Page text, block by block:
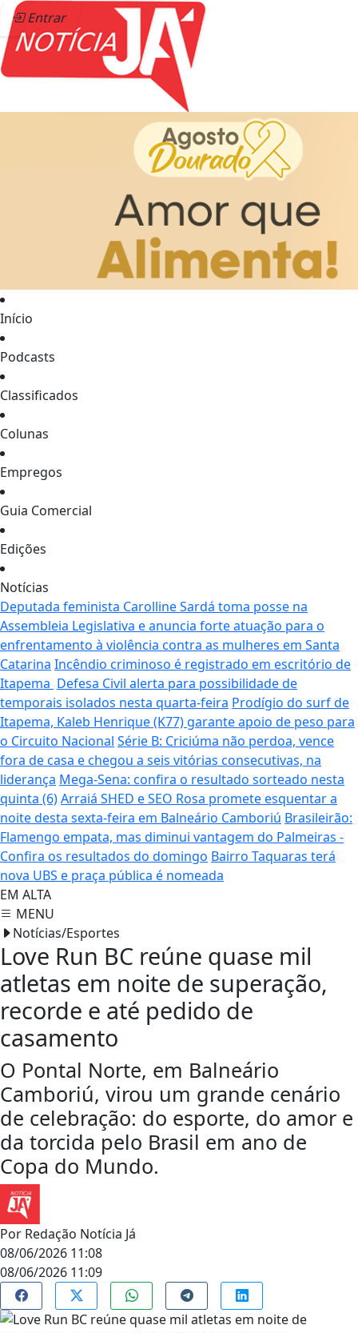
Entrar
Início
Podcasts
Classificados
Colunas
Empregos
Guia Comercial
Edições
Notícias
Deputada feminista Carolline Sardá toma posse na
Assembleia Legislativa e anuncia forte atuação para o
enfrentamento à violência contra as mulheres em Santa
Catarina Incêndio criminoso é registrado em escritório de
Itapema Defesa Civil alerta para possibilidade de
temporais isolados nesta quarta-feira Prodígio do surf de
Itapema, Kaleb Henrique (K77) garante apoio de peso para
o Circuito Nacional Série B: Criciúma não perdoa, vence
fora de casa e chegou a seis vitórias consecutivas, na
liderança Mega-Sena: confira o resultado sorteado nesta
quinta (6)Arraiá SHED e SEO Rosa promete esquentar a
noite desta sexta-feira em Balneário Camboriú Brasileirão:
Flamengo empata, mas diminui vantagem do Palmeiras -
Confira os resultados do domingo Bairro Taquaras terá
nova UBS e praça pública é nomeada
EM ALTA
MENU
Notícias/Esportes
Love Run BC reúne quase mil
atletas em noite de superação,
recorde e até pedido de
casamento
O Pontal Norte, em Balneário
Camboriú, virou um grande cenário
de celebração: do esporte, do amor e
da torcida pelo Brasil em ano de
Copa do Mundo.
Por Redação Notícia Já
08/06/2026 11:08
08/06/2026 11:09